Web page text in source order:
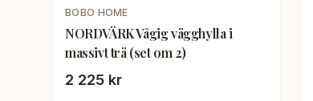
BOBO HOME
NORDVÄRK Vågig vägghylla i
massivt trä (set om 2)
2 225 kr